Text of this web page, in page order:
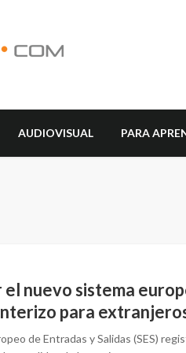
AUDIOVISUAL PARA
el nuevo sistema
para
de Entradas y Salidas (SES)